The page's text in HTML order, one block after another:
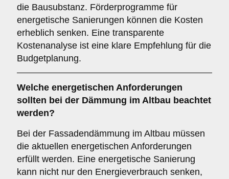
die Bausubstanz. Förderprogramme für
energetische Sanierungen können die Kosten
erheblich senken. Eine transparente
Kostenanalyse ist eine klare Empfehlung für die
Budgetplanung.
Welche energetischen Anforderungen
sollten bei der Dämmung im Altbau beachtet
werden?
Bei der Fassadendämmung im Altbau müssen
die aktuellen energetischen Anforderungen
erfüllt werden. Eine energetische Sanierung
kann nicht nur den Energieverbrauch senken,